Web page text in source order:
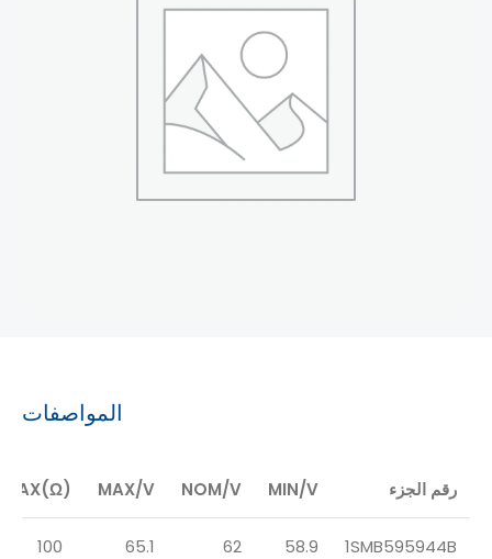
المواصفات
رقم الجزء MIN/V
NOM/V
MAX/V
MAX(Ω)
1SMB595944B
58.9
62
65.1